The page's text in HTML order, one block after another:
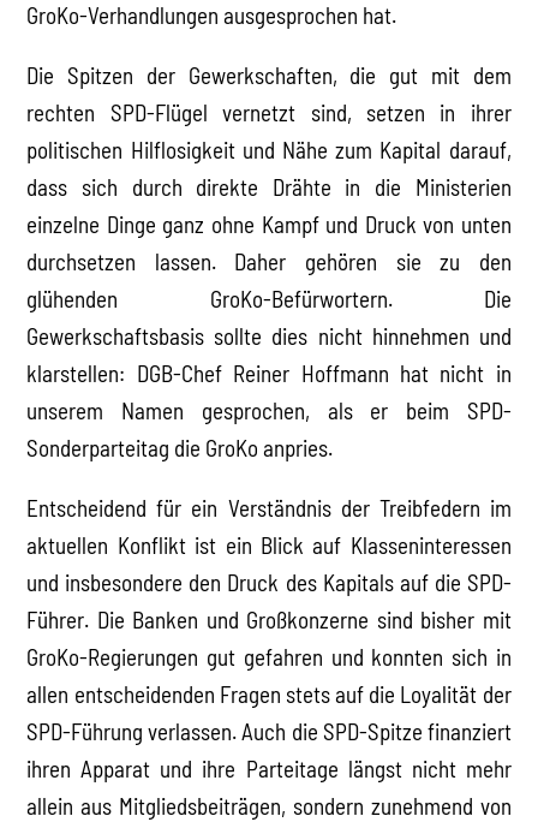
GroKo-Verhandlungen ausgesprochen hat.
Die Spitzen der Gewerkschaften, die gut mit dem
rechten SPD-Flügel vernetzt sind, setzen in ihrer
politischen Hilflosigkeit und Nähe zum Kapital darauf,
dass sich durch direkte Drähte in die Ministerien
einzelne Dinge ganz ohne Kampf und Druck von unten
durchsetzen lassen. Daher gehören sie zu den
glühenden GroKo-Befürwortern. Die
Gewerkschaftsbasis sollte dies nicht hinnehmen und
klarstellen: DGB-Chef Reiner Hoffmann hat nicht in
unserem Namen gesprochen, als er beim SPD-
Sonderparteitag die GroKo anpries.
Entscheidend für ein Verständnis der Treibfedern im
aktuellen Konflikt ist ein Blick auf Klasseninteressen
und insbesondere den Druck des Kapitals auf die SPD-
Führer. Die Banken und Großkonzerne sind bisher mit
GroKo-Regierungen gut gefahren und konnten sich in
allen entscheidenden Fragen stets auf die Loyalität der
SPD-Führung verlassen. Auch die SPD-Spitze finanziert
ihren Apparat und ihre Parteitage längst nicht mehr
allein aus Mitgliedsbeiträgen, sondern zunehmend von